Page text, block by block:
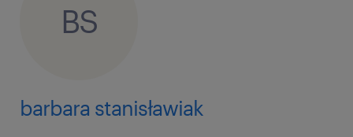
BS
barbara stanisławiak